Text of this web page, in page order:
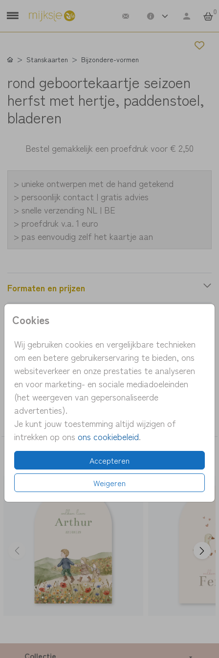
0
Cookies
Wij gebruiken cookies en vergelijkbare technieken
om een betere gebruikerservaring te bieden, ons
websiteverkeer en onze prestaties te analyseren
en voor marketing- en sociale mediadoeleinden
(het weergeven van gepersonaliseerde
advertenties).
Je kunt jouw toestemming altijd wijzigen of
intrekken op ons ons cookiebeleid.
Accepteren
Weigeren
Stanskaarten Bijzondere-vormen
rond geboortekaartje seizoen
herfst met hertje, paddenstoel,
bladeren
Bestel gemakkelijk een proefdruk voor€ 2,50
> unieke ontwerpen met de hand getekend
> persoonlijk contact | gratis advies
> snelle verzending NL | BE
> proefdruk v.a. 1 euro
> pas eenvoudig zelf het kaartje aan
Formaten en prijzen
Productinformatie
OMSCHRIJVING
rond geboortekaartje herfst met hertje,
paddenstoel en bladeren
COLLECTIE
Bijzondere-vormen
DEZE KAARTEN VIND JE MISSCHIEN OOK
LEUK
Collectie